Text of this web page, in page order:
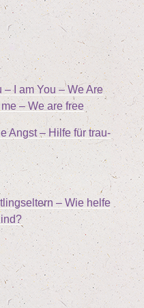
– I am You – We Are
– We are free
Angst – Hil­fe für trau­
– Wie hel­fe